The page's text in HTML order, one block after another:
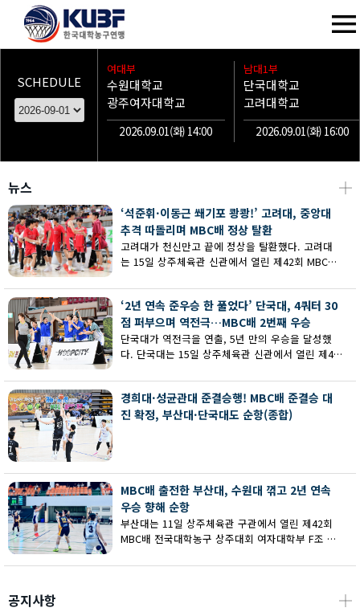
SCHEDULE
여대부
수원대학교
광주여자대학교
2026.09.01(화) 14:00
남대1부
단국대학교
고려대학교
2026.09.01(화) 16:00
뉴스 ┼
‘석준휘·이동근 쐐기포 쾅쾅!’ 고려대, 중앙대
추격 따돌리며 MBC배 정상 탈환
고려대가 천신만고 끝에 정상을 탈환했다. 고려대
는 15일 상주체육관 신관에서 열린 제42회 MBC배
추격을 따돌리며 73-62로 승리했다.
‘2년 연속 준우승 한 풀었다’ 단국대, 4쿼터 30
점 퍼부으며 역전극…MBC배 2번째 우승
단국대가 역전극을 연출, 5년 만의 우승을 달성했
다. 단국대는 15일 상주체육관 신관에서 열린 제42
서 부산대에 73-67로 역전승했다.
경희대·성균관대 준결승행! MBC배 준결승 대
진 확정, 부산대·단국대도 순항(종합)
MBC배 출전한 부산대, 수원대 꺾고 2년 연속
우승 향해 순항
부산대는 11일 상주체육관 구관에서 열린 제42회
MBC배 전국대학농구 상주대회 여자대학부 F조 예
공지사항 ┼